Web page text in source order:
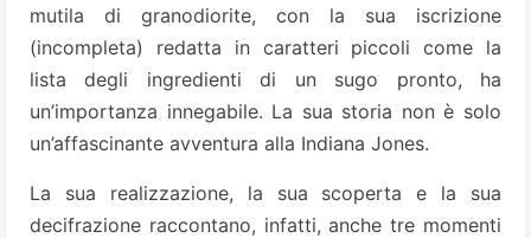
mutila di granodiorite, con la sua iscrizione
(incompleta) redatta in caratteri piccoli come la
lista degli ingredienti di un sugo pronto, ha
un’importanza innegabile. La sua storia non è solo
un’affascinante avventura alla Indiana Jones.
La sua realizzazione, la sua scoperta e la sua
decifrazione raccontano, infatti, anche tre momenti